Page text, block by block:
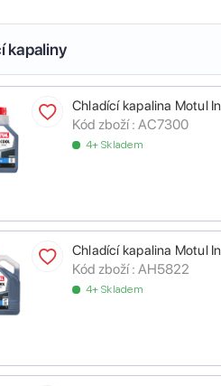
kapaliny
Chladící kapalina Motul
Kód zboží : AC7300
4+ Skladem
Chladící kapalina Motul
Kód zboží : AH5822
4+ Skladem